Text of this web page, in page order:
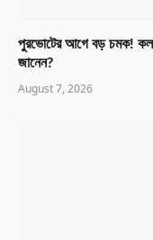
পুরভোটের আগে বড় চমক!
জানেন?
August 7, 2026